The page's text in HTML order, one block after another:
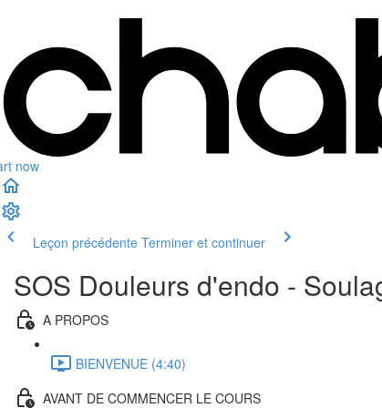
now
Leçon précédente Terminer et continuer
SOS Douleurs d'endo -
A PROPOS
BIENVENUE (4:40)
AVANT DE COMMENCER LE COURS